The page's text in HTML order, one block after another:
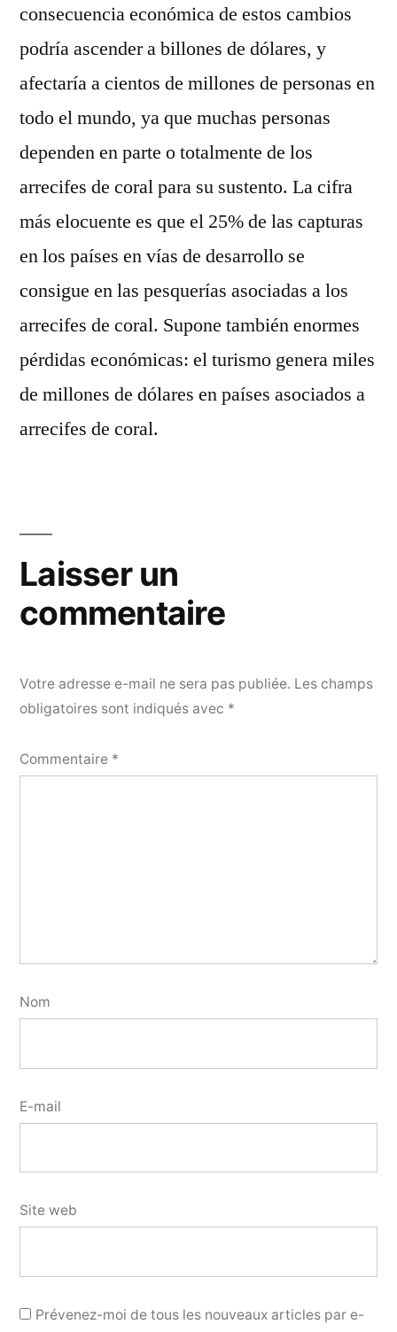
consecuencia económica de estos cambios
podría ascender a billones de dólares, y
afectaría a cientos de millones de personas en
todo el mundo, ya que muchas personas
dependen en parte o totalmente de los
arrecifes de coral para su sustento. La cifra
más elocuente es que el 25% de las capturas
en los países en vías de desarrollo se
consigue en las pesquerías asociadas a los
arrecifes de coral. Supone también enormes
pérdidas económicas: el turismo genera miles
de millones de dólares en países asociados a
arrecifes de coral.
Laisser un
commentaire
Votre adresse e-mail ne sera pas publiée. Les champs
obligatoires sont indiqués avec *
Commentaire *
Nom
E-mail
Site web
Prévenez-moi de tous les nouveaux articles par e-